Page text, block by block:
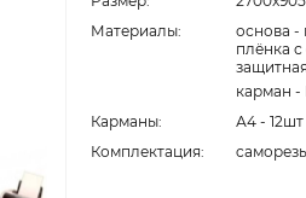
Материалы:
основа -
плёнка
карман
Карманы:
А4 - 12шт
Комплектация: